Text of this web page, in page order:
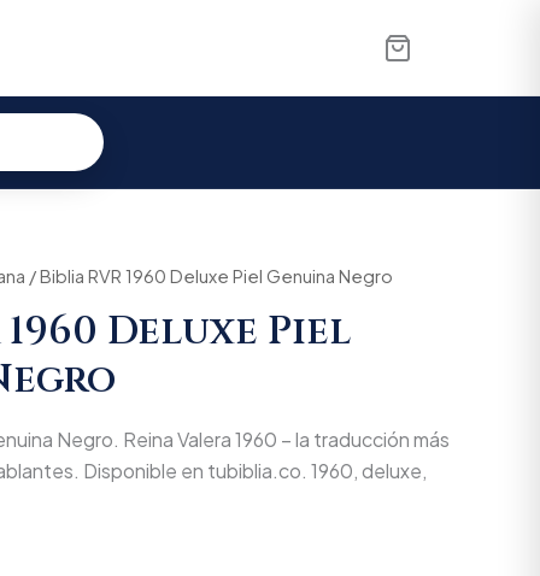
/ Biblia RVR 1960 Deluxe Piel Genuina Negro
1960 Deluxe Piel
Negro. Reina Valera 1960 – la traducción más
Disponible en tubiblia.co. 1960, deluxe,